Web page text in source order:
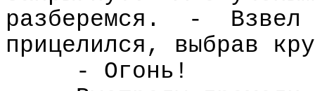
разберемся.
-
Взвел
прицелился, выбрав
- Огонь!